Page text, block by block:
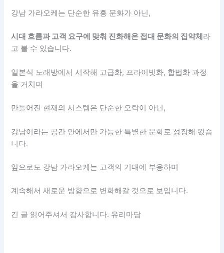
강남 가라오케는 단순한 유흥 문화가 아닌,
시대 흐름과 고객 요구에 맞춰 진화해온 접대 문화의 집약체 라
고 볼 수 있습니다.
일본식 노래방에서 시작해 고급화, 프라이빗화, 합법화 과정
을 거치며
만들어진 현재의 시스템은 단순한 오락이 아닌,
강남이라는 공간 안에서만 가능한 특별한 문화로 성장해 왔습
니다.
앞으로도 강남 가라오케는 고객의 기대에 부응하며
계속해서 새로운 방향으로 변화해갈 것으로 보입니다.
긴 글 읽어주셔서 감사합니다. 유리마담